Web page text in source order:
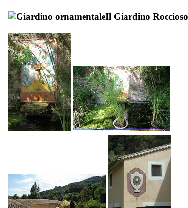
Il Giardino Roccioso